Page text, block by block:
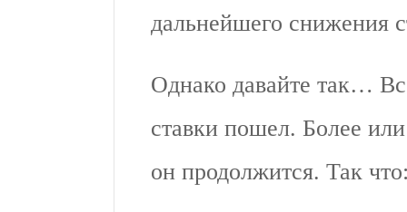
дальнейшего снижения
Однако давайте так…
ставки пошел. Более
он продолжится. Так